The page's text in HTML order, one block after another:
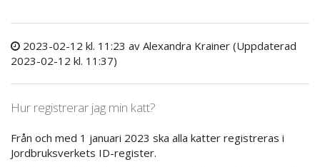
2023-02-12 kl. 11:23 av Alexandra Krainer (Uppdaterad
2023-02-12 kl. 11:37)
Hur registrerar jag min katt?
Från och med 1 januari 2023 ska alla katter registreras i
Jordbruksverkets ID-register.